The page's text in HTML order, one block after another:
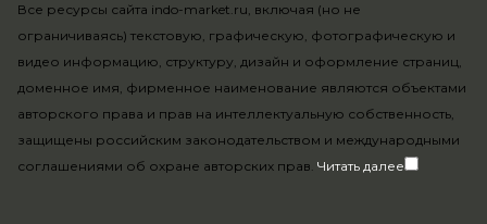
Все ресурсы сайта indo-market.ru, включая (но не
ограничиваясь) текстовую, графическую, фотографическую и
видео информацию, структуру, дизайн и оформление страниц,
доменное имя, фирменное наименование являются объектами
авторского права и прав на интеллектуальную собственность,
защищены российским законодательством и международными
соглашениями об охране авторских прав. Читать далее